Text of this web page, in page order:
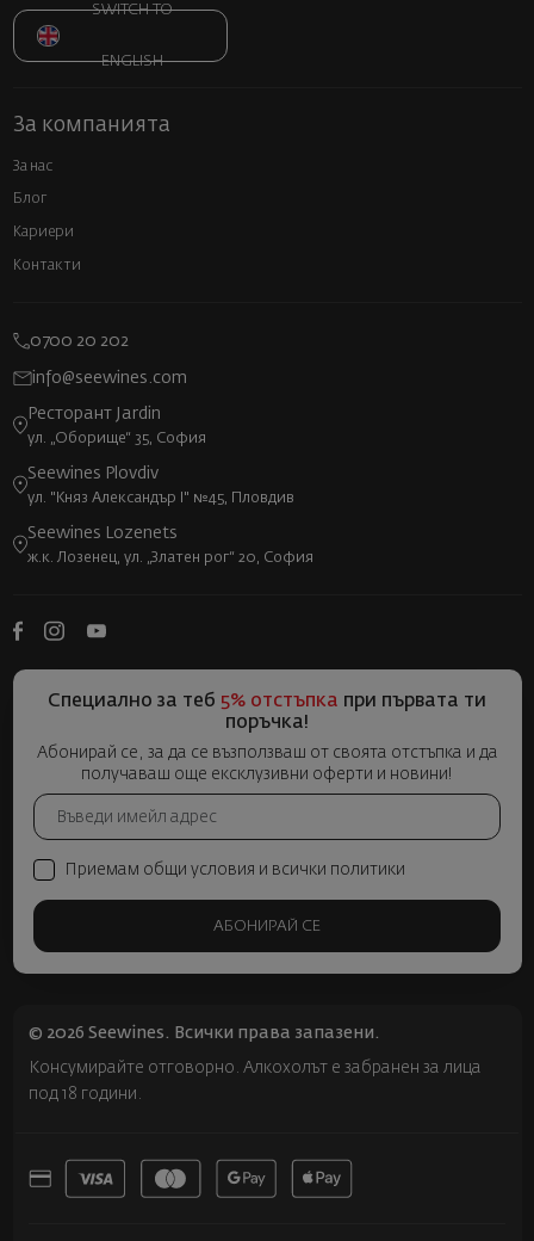
SWITCH TO
ENGLISH
За компанията
За нас
Блог
Кариери
Контакти
0700 20 202
info@seewines.com
Ресторант Jardin
ул. „Оборище“ 35, София
Seewines Plovdiv
ул. "Княз Александър I" №45, Пловдив
Seewines Lozenets
ж.к. Лозенец, ул. „Златен рог“ 20, София
Специално за теб 5% отстъпка при първата ти
поръчка!
Абонирай се, за да се възползваш от своята отстъпка и да
получаваш още ексклузивни оферти и новини!
Приемам общи условия и всички политики
АБОНИРАЙ СЕ
© 2026 Seewines. Всички права запазени.
Консумирайте отговорно. Алкохолът е забранен за лица
под 18 години.